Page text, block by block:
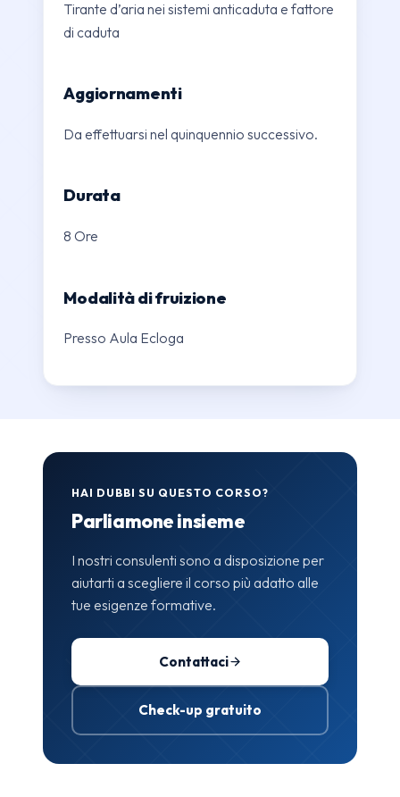
Tirante d’aria nei sistemi anticaduta e fattore
di caduta
Aggiornamenti
Da effettuarsi nel quinquennio successivo.
Durata
8 Ore
Modalità di fruizione
Presso Aula Ecloga
HAI DUBBI SU QUESTO CORSO?
Parliamone insieme
I nostri consulenti sono a disposizione per
aiutarti a scegliere il corso più adatto alle
tue esigenze formative.
Contattaci
Check-up gratuito